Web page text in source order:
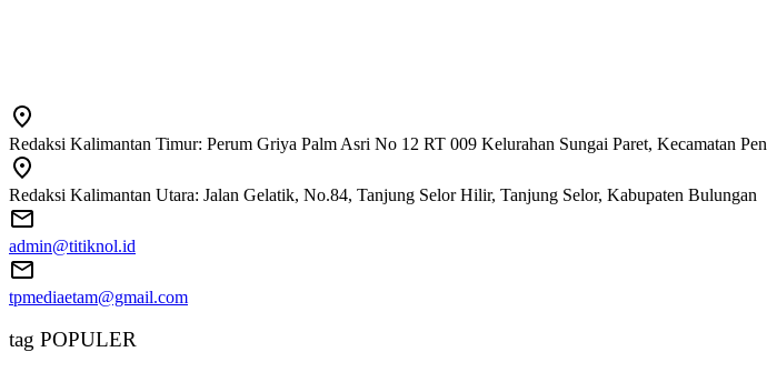
Redaksi Kalimantan Timur: Perum Griya Palm Asri No 12 RT 009 Kelurahan Sungai Paret, Kecamatan
Redaksi Kalimantan Utara: Jalan Gelatik, No.84, Tanjung Selor Hilir, Tanjung Selor, Kabupaten Bulungan
admin@titiknol.id
tpmediaetam@gmail.com
tag POPULER